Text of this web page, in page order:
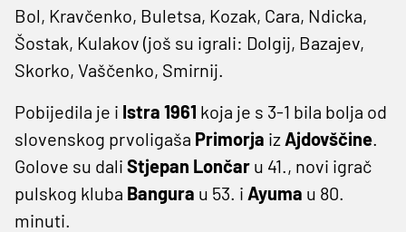
Bol, Kravčenko, Buletsa, Kozak, Cara, Ndicka,
Šostak, Kulakov (još su igrali: Dolgij, Bazajev,
Skorko, Vaščenko, Smirnij.
Pobijedila je i Istra 1961 koja je s 3-1 bila bolja od
slovenskog prvoligaša Primorja iz Ajdovščine.
Golove su dali Stjepan Lončar u 41., novi igrač
pulskog kluba Bangura u 53. i Ayuma u 80.
minuti.